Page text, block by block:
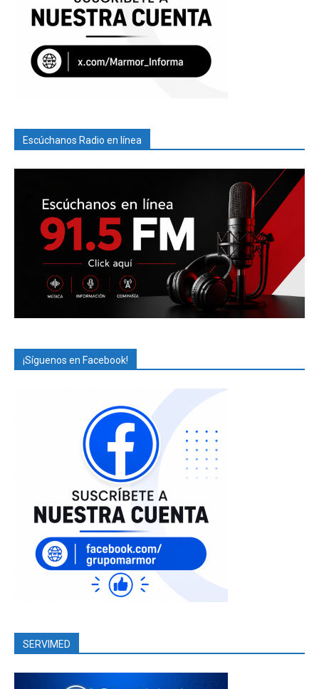
Escúchanos Radio en línea
¡Síguenos en Facebook!
SERVIMED